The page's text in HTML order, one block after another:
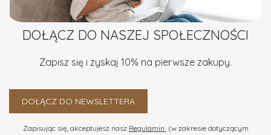
projektów z personalizacją podajemy przewidywany
termin indywidualnie.
Skala i elastyczność produkcji
Mamy możliwości przygotować dowolną ilość koszy — od
zatrudniamy ponad 50 specjalistów do pakowania, co
zapewnia szybkie i staranne wykonanie każdego zestawu.
DOŁĄCZ DO NASZEJ SPOŁECZNOŚCI
Zapisz się i zyskaj 10% na pierwsze zakupy.
DOŁĄCZ DO NEWSLETTERA
Zapisując się, akceptujesz nasz Regulamin (w zakresie dotyczącym